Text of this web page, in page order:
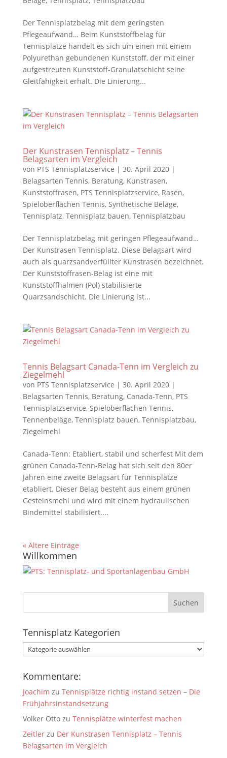
Der Tennisplatzbelag mit dem geringsten
Pflegeaufwand… Beim Kunststoffbelag für
Tennisplätze handelt es sich um einen mit einem
Polyurethan gebundenen Kunststoff, der mit einer
aufgestreuten Kunststoff-Granulatschicht seine
Gleitfähigkeit erhält. Die Linierung...
Der Kunstrasen Tennisplatz – Tennis
Belagsarten im Vergleich
von PTS Tennisplatzservice | 30. April 2020|
Belagsarten Tennis, Beratung, Kunstrasen,
Kunststoffrasen, PTS Tennisplatzservice, Rasen,
Spieloberflächen Tennis, Synthetische Beläge,
Tennisplatz, Tennisplatz bauen, Tennisplatzbau
Der Tennisplatzbelag mit geringen Pflegeaufwand…
Der Kunstrasen Tennisplatz. Diese Belagsart wird
auch als quarzsandverfüllter Kunstrasen bezeichnet.
Der Kunststoffrasen-Belag ist eine mit
Kunststoffhalmen (Pol) stabilisierte
Quarzsandschicht. Die Linierung ist...
Tennis Belagsart Canada-Tenn im Vergleich zu
Ziegelmehl
von PTS Tennisplatzservice | 30. April 2020|
Belagsarten Tennis, Beratung, Canada-Tenn, PTS
Tennisplatzservice, Spieloberflächen Tennis,
Tennenbeläge, Tennisplatz bauen, Tennisplatzbau,
Ziegelmehl
Canada-Tenn: Etabliert, stabil und scherfest Mit dem
grünen Canada-Tenn-Belag hat sich seit den 80er
Jahren eine zweite Belagsart für Tennisplätze
etabliert. Dieser Belag besteht aus einem grünen
Gesteinsmehl und wird mit einem hydraulischen
Bindemittel stabilisiert....
« Ältere Einträge
Willkommen
Tennisplatz Kategorien
Tennisplatz
Kategorien
Kommentare:
Joachim zu Tennisplätze richtig instand setzen – Die
Frühjahrsinstandsetzung
Volker Ottozu Tennisplätze winterfest machen
Zeitlerzu Der Kunstrasen Tennisplatz – Tennis
Belagsarten im Vergleich